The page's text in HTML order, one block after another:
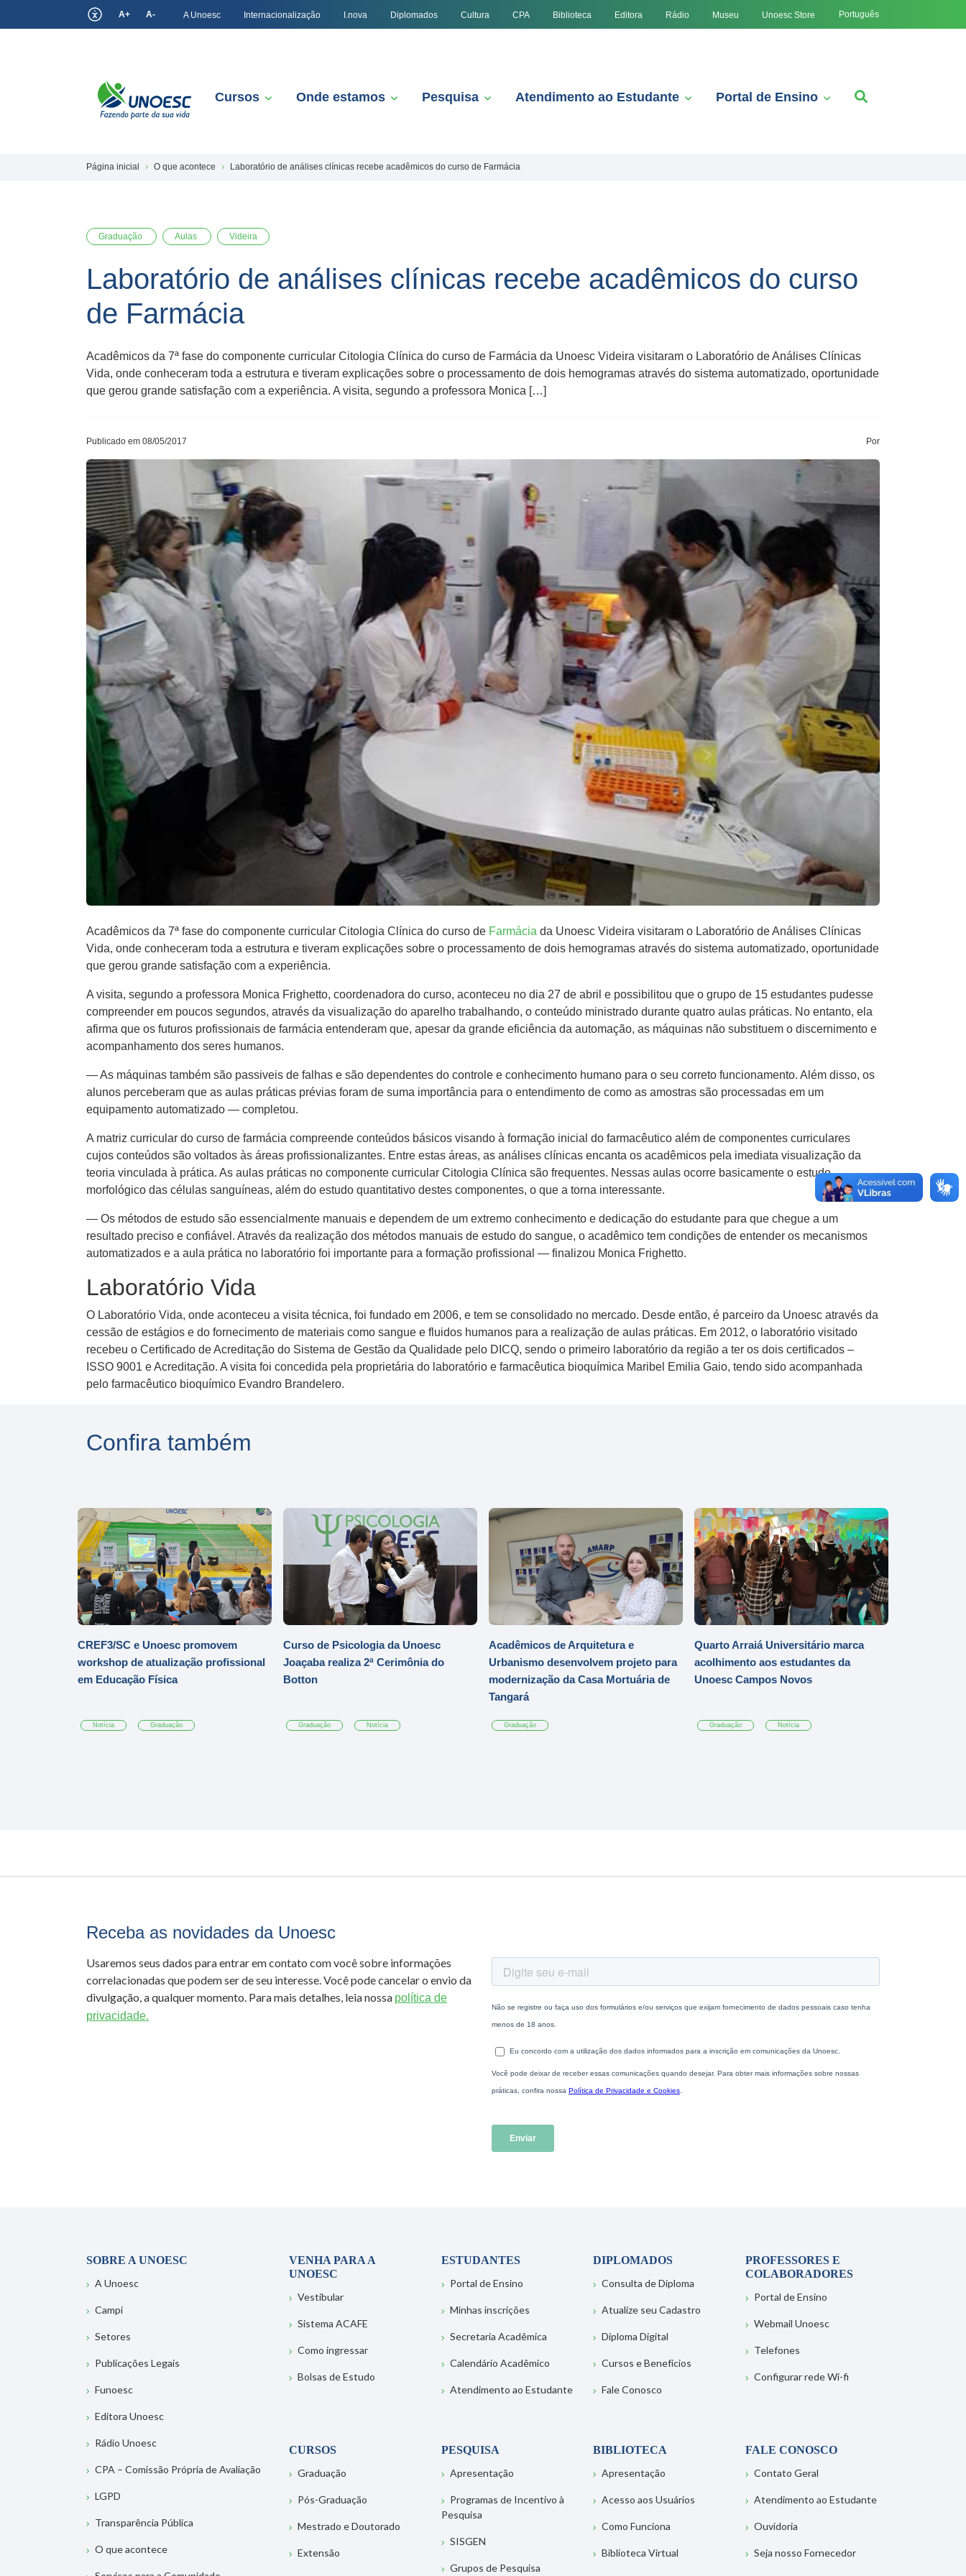
A+ A- A Unoesc Internacionalização I.nova Diplomados Cultura CPA Biblioteca Editora Rádio Museu Unoesc Store Português
Cursos Onde estamos Pesquisa Atendimento ao Estudante Portal de Ensino
Página inicial O que acontece Laboratório de análises clínicas recebe acadêmicos do curso de Farmácia
Graduação Aulas Videira
Laboratório de análises clínicas recebe acadêmicos do curso
de Farmácia
Acadêmicos da 7ª fase do componente curricular Citologia Clínica do curso de Farmácia da Unoesc Videira visitaram o Laboratório de Análises Clínicas​ ​
Vida, onde conheceram toda a estrutura e tiveram explicações sobre o processamento de dois hemogramas através do sistema automatizado, ​oportunidade
que gerou grande satisfação com a experiência. A visita, segundo a professora Monica […]
Publicado em 08/05/2017 Por
Acadêmicos da 7ª fase do componente curricular Citologia Clínica do curso de Farmácia da Unoesc Videira visitaram o Laboratório de Análises Clínicas​ ​
Vida, onde conheceram toda a estrutura e tiveram explicações sobre o processamento de dois hemogramas através do sistema automatizado, ​oportunidade
que gerou grande satisfação com a experiência.
A visita, segundo a professora Monica Frighetto, coordenadora do curso, aconteceu no dia 27 de abril e possibilitou que o grupo de 15 estudantes pudesse
compreender em poucos segundos​,​ através d​a visualização do aparelho​ trabalhando​, o conteúdo ministrado durante quatro aulas práticas. No entanto, ela
afirma que os futuros profissionais de farmácia entenderam que​,​ apesar da grande eficiência da automação, as máquinas não substitu​em o discernimento e
acompanhamento dos seres humanos.
—​ As máquinas ​também ​são passiveis de falha​s​ e são dependentes do controle e conhecimento humano para o seu correto funcionamento. Além disso, ​os
alunos perceberam que as aulas práticas prévias foram de suma importância para o entendimento de como as amostras são processadas em um
equipamento automatizado — completou.
A matriz curricular do curso de farmácia compreende conteúdos básicos visando ​à formação inicial do farmacêutico além de componentes curriculares
cujos conteúdos são voltados às áreas profissionalizantes. Entre estas áreas, a​s​ análises clínicas encanta os acadêmicos pela imediata visualização da
teoria ​vinculada à prática. As aulas práticas no componente curricular Citologia Clínica são freq​u​entes. Nes​s​as​ aulas ocorre basicamente o estudo
morfológico das células sanguíneas,​ além do estudo quantitativo destes componentes​, o que a torna interessante​.
— Os métodos de estudo são essencialmente manuais e dependem de um extremo conhecimento e dedicação do estudante para que chegue a um
resultado preciso e confiável. Através da realização dos métodos manuais de estudo do sangue, o acadêmico tem condições de entender os mecanismos
automatizados e a aula prática no laborat​ório foi importante​ para a formação profissional — finalizou Monica Frighetto.
Laboratório Vida
O Laboratório Vida​,​ on​d​e aconteceu a visita técnica, foi ​f​undado em 2006, e tem se consolidado no mercado. Desde então, é parceiro da Unoesc através da
cessão de estágios e do fornecimento de materiais como sangue e fluidos humanos para a realização de aulas práticas. Em 2012, o laboratório visitado
recebeu o Certificado de Acreditação do Sistema de Gestão da Qualidade pelo DICQ, sendo o primeiro laboratório da região a ter os dois certificados –
ISSO 9001 e Acreditação. A visita foi concedida pela proprietária do laboratório e ​f​armacêutica ​b​ioquímica Maribel Emilia Gaio​,​ ​t​e​ndo sido​ acompanhada
pelo ​f​armacêutico ​bi​oquímico Evandro Brandelero.
Confira também
CREF3/SC e Unoesc promovem
workshop de atualização profissional
em Educação Física
Notícia Graduação
Curso de Psicologia da Unoesc
Joaçaba realiza 2ª Cerimônia do
Botton
Graduação Notícia
Acadêmicos de Arquitetura e
Urbanismo desenvolvem projeto para
modernização da Casa Mortuária de
Tangará
Graduação
Quarto Arraiá Universitário marca
acolhimento aos estudantes da
Unoesc Campos Novos
Graduação Notícia
Receba as novidades da Unoesc
Usaremos seus dados para entrar em contato com você sobre informações
correlacionadas que podem ser de seu interesse. Você pode cancelar o envio da
divulgação, a qualquer momento. Para mais detalhes, leia nossa política de
privacidade.
SOBRE A UNOESC
A Unoesc
Campi
Setores
Publicações Legais
Funoesc
Editora Unoesc
Rádio Unoesc
CPA – Comissão Própria de Avaliação
LGPD
Transparência Pública
O que acontece
VENHA PARA A
UNOESC
Vestibular
Sistema ACAFE
Como ingressar
Bolsas de Estudo
ESTUDANTES
Portal de Ensino
Minhas inscrições
Secretaria Acadêmica
Calendário Acadêmico
Atendimento ao Estudante
DIPLOMADOS
Consulta de Diploma
Atualize seu Cadastro
Diploma Digital
Cursos e Benefícios
Fale Conosco
PROFESSORES E
COLABORADORES
Portal de Ensino
Webmail Unoesc
Telefones
Configurar rede Wi-fi
CURSOS
Graduação
Pós-Graduação
Mestrado e Doutorado
Extensão
PESQUISA
Apresentação
Programas de Incentivo à
Pesquisa
SISGEN
Grupos de Pesquisa
BIBLIOTECA
Apresentação
Acesso aos Usuários
Como Funciona
Biblioteca Virtual
FALE CONOSCO
Contato Geral
Atendimento ao Estudante
Ouvidoria
Seja nosso Fornecedor